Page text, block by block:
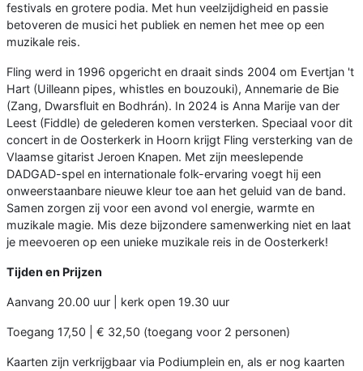
festivals en grotere podia. Met hun veelzijdigheid en passie
betoveren de musici het publiek en nemen het mee op een
muzikale reis.
Fling werd in 1996 opgericht en draait sinds 2004 om Evertjan 't
Hart (Uilleann pipes, whistles en bouzouki), Annemarie de Bie
(Zang, Dwarsfluit en Bodhrán). In 2024 is Anna Marije van der
Leest (Fiddle) de gelederen komen versterken. Speciaal voor dit
concert in de Oosterkerk in Hoorn krijgt Fling versterking van de
Vlaamse gitarist Jeroen Knapen. Met zijn meeslepende
DADGAD-spel en internationale folk-ervaring voegt hij een
onweerstaanbare nieuwe kleur toe aan het geluid van de band.
Samen zorgen zij voor een avond vol energie, warmte en
muzikale magie. Mis deze bijzondere samenwerking niet en laat
je meevoeren op een unieke muzikale reis in de Oosterkerk!
Tijden en Prijzen
Aanvang 20.00 uur | kerk open 19.30 uur
Toegang 17,50 | € 32,50 (toegang voor 2 personen)
Kaarten zijn verkrijgbaar via Podiumplein en, als er nog kaarten